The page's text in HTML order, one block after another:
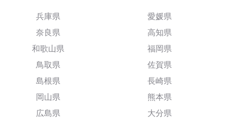
兵庫県
奈良県
和歌山県
鳥取県
島根県
岡山県
広島県
愛媛県
高知県
福岡県
佐賀県
長崎県
熊本県
大分県